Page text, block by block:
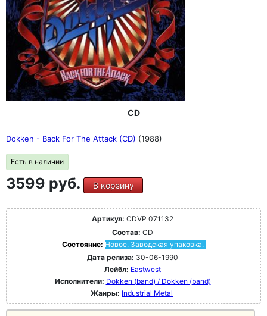
CD
Dokken - Back For The Attack (CD) (1988)
Есть в наличии
3599 руб. В корзину
Артикул: CDVP 071132
Состав: CD
Состояние: Новое. Заводская упаковка.
Дата релиза: 30-06-1990
Лейбл: Eastwest
Исполнители: Dokken (band) / Dokken (band)
Жанры: Industrial Metal